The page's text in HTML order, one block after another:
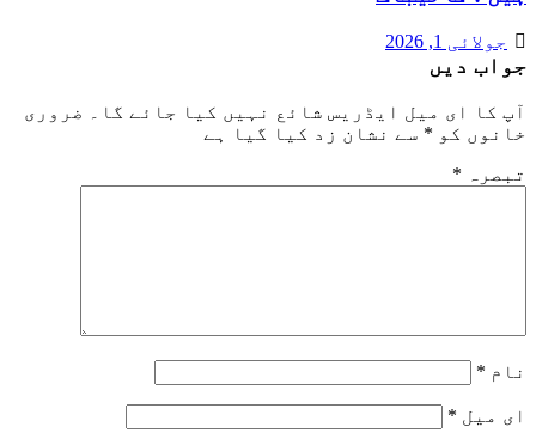
جولائی 1, 2026
جواب دیں
آپ کا ای میل ایڈریس شائع نہیں کیا جائے گا۔
ضروری
خانوں کو * سے نشان زد کیا گیا ہے
تبصرہ *
نام *
ای میل *